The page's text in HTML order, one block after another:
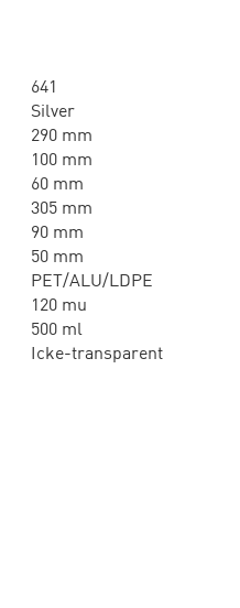
641
Silver
290 mm
100 mm
60 mm
305 mm
90 mm
50 mm
PET/ALU/LDPE
120 mu
500 ml
Icke-transparent